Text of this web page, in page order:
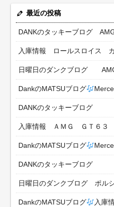
最近の投稿
DANKのタッキーブログ
入庫情報 ロールスロイス
日曜日のダンクブログ
DankのMATSUブログ
DANKのタッキーブログ
入庫情報 ＡＭＧ ＧＴ６３
DankのMATSUブログ
DANKのタッキーブログ
日曜日のダンクブログ ポル
DankのMATSUブログ 入庫